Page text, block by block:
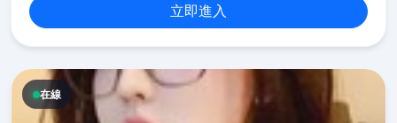
立即進入
在線